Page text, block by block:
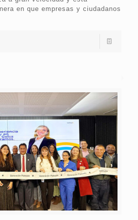
en que empresas y ciudadanos